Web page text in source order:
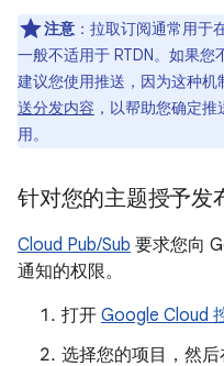
注意 ： 拉取订阅通常用于
一般不适用于 RTDN。如果
建议您使用推送，因为这种
送分发内容 ，以帮助您确定
用。
针对您的主题授予发
Cloud Pub/Sub 要求您向
通知的权限。
打开 Google Cloud
选择您的项目，然